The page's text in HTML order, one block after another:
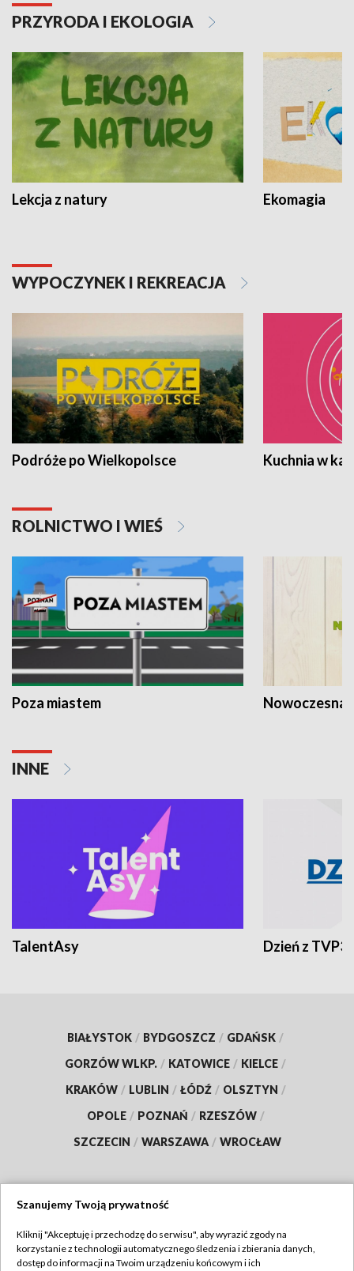
PRZYRODA I EKOLOGIA
Lekcja z natury Ekomagia
WYPOCZYNEK I REKREACJA
Podróże po Wielkopolsce Kuchnia w
ROLNICTWO I WIEŚ
Poza miastem Nowoczesna
INNE
TalentAsy Dzień z TVP3
BIAŁYSTOK / BYDGOSZCZ / GDAŃSK /
GORZÓW WLKP. / KATOWICE / KIELCE /
KRAKÓW / LUBLIN / ŁÓDŹ / OLSZTYN /
OPOLE / POZNAŃ / RZESZÓW /
SZCZECIN / WARSZAWA / WROCŁAW
TVP
Szanujemy Twoją prywatność
Kliknij "Akceptuję i przechodzę do serwisu", aby wyrazić zgody na
korzystanie z technologii automatycznego śledzenia i zbierania danych,
dostęp do informacji na Twoim urządzeniu końcowym i ich